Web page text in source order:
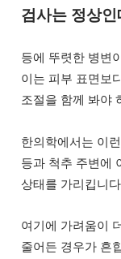
검사는 정상
등에 뚜렷한 병변
이는 피부 표면보
조절을 함께 봐야
한의학에서는 이
등과 척추 주변에
상태를 가리킵니
여기에 가려움이
줄어든 경우가 흔